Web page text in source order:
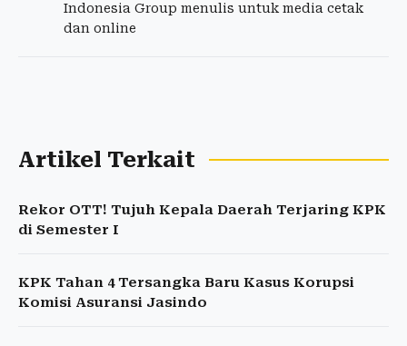
Indonesia Group menulis untuk media cetak
dan online
Artikel Terkait
Rekor OTT! Tujuh Kepala Daerah Terjaring KPK
di Semester I
KPK Tahan 4 Tersangka Baru Kasus Korupsi
Komisi Asuransi Jasindo